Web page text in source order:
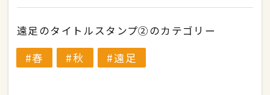
遠足のタイトルスタンプ②のカテゴリー
春 秋 遠足